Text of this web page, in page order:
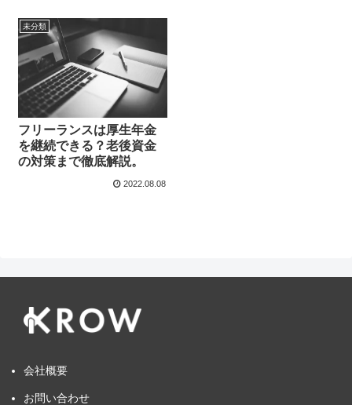
未分類
フリーランスは厚生年金
を継続できる？老後資金
の対策まで徹底解説。
2022.08.08
会社概要
お問い合わせ